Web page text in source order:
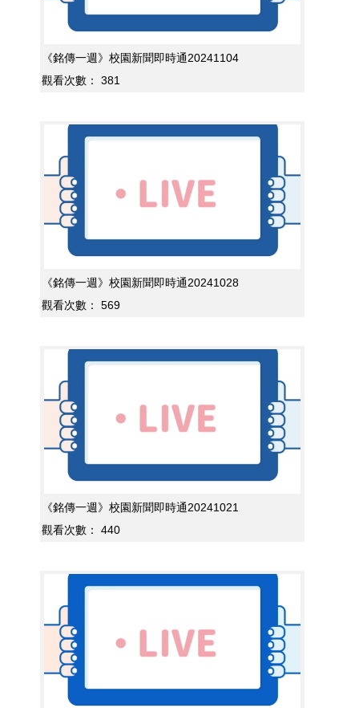
《銘傳一週》校園新聞即時通20241104
觀看次數：
381
《銘傳一週》校園新聞即時通20241028
觀看次數：
569
《銘傳一週》校園新聞即時通20241021
觀看次數：
440